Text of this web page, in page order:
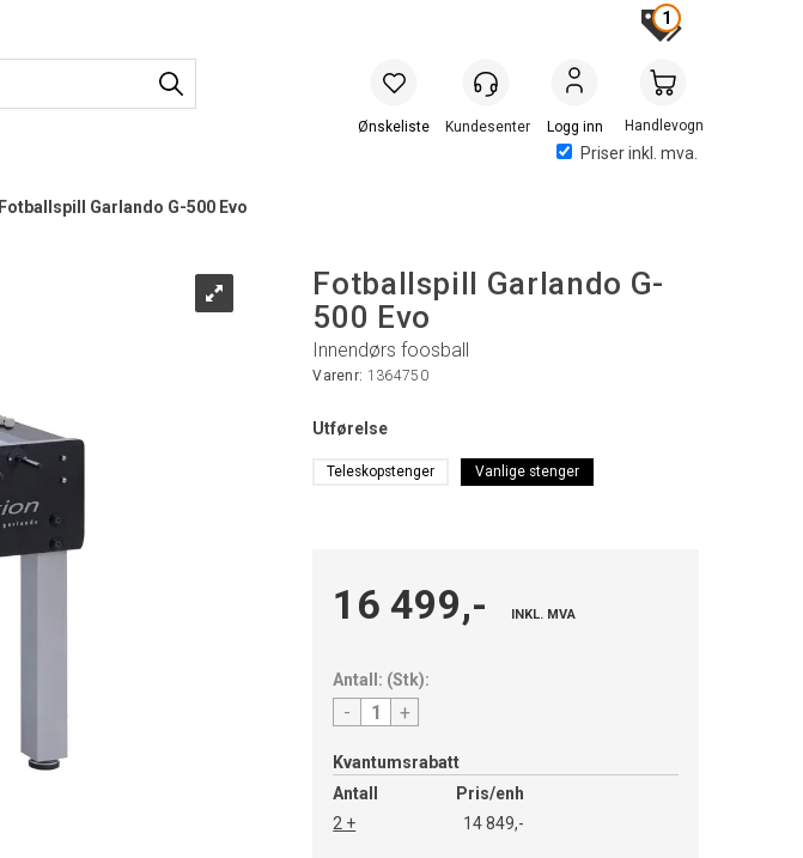
Priser inkl. mva.
Logg inn Handlevogn
1
Fotballspill Garlando G-500 Evo
Fotballspill Garlando G-
500 Evo
Innendørs foosball
Varenr: 1364750
Utførelse
Teleskopstenger Vanlige stenger
16 499,- INKL. MVA
Antall: (Stk):
- +
Kvantumsrabatt
Antall
Pris/enh
2 +
14 849,-